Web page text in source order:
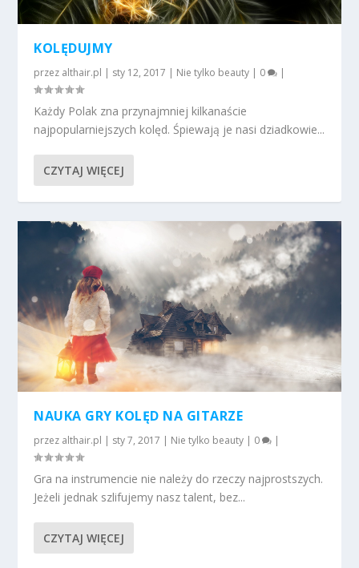
KOLĘDUJMY
przez althair.pl sty 12, 2017 Nie tylko beauty 0
Każdy Polak zna przynajmniej kilkanaście
najpopularniejszych kolęd. Śpiewają je nasi dziadkowie...
CZYTAJ WIĘCEJ
NAUKA GRY KOLĘD NA GITARZE
przez althair.pl | sty 7, 2017 | Nie tylko beauty | 0 |
Gra na instrumencie nie należy do rzeczy najprostszych.
Jeżeli jednak szlifujemy nasz talent, bez...
CZYTAJ WIĘCEJ